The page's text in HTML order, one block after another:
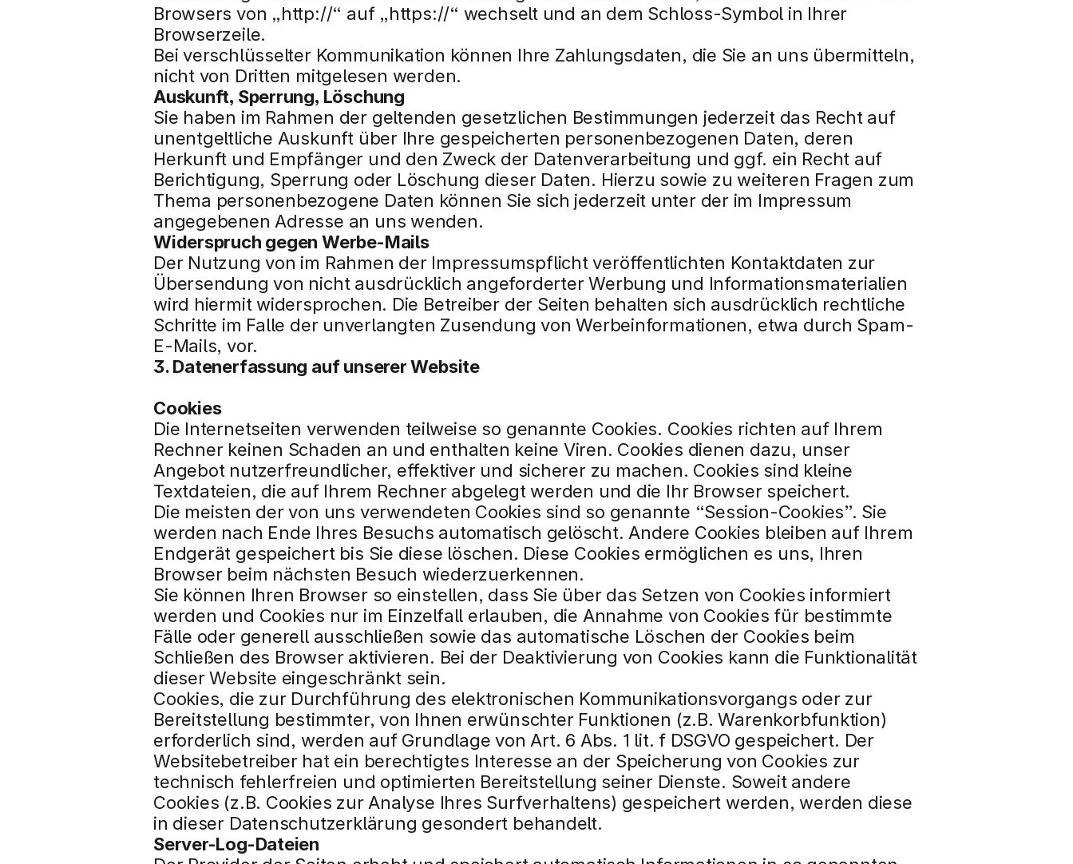
Browsers von „http://“ auf „https://“ wechselt und an dem Schloss-Symbol in Ihrer
Browserzeile.
Bei verschlüsselter Kommunikation können Ihre Zahlungsdaten, die Sie an uns übermitteln,
nicht von Dritten mitgelesen werden.
Auskunft, Sperrung, Löschung
Sie haben im Rahmen der geltenden gesetzlichen Bestimmungen jederzeit das Recht auf
unentgeltliche Auskunft über Ihre gespeicherten personenbezogenen Daten, deren
Herkunft und Empfänger und den Zweck der Datenverarbeitung und ggf. ein Recht auf
Berichtigung, Sperrung oder Löschung dieser Daten. Hierzu sowie zu weiteren Fragen zum
Thema personenbezogene Daten können Sie sich jederzeit unter der im Impressum
angegebenen Adresse an uns wenden.
Widerspruch gegen Werbe-Mails
Der Nutzung von im Rahmen der Impressumspflicht veröffentlichten Kontaktdaten zur
Übersendung von nicht ausdrücklich angeforderter Werbung und Informationsmaterialien
wird hiermit widersprochen. Die Betreiber der Seiten behalten sich ausdrücklich rechtliche
Schritte im Falle der unverlangten Zusendung von Werbeinformationen, etwa durch Spam-
E-Mails, vor.
3. Datenerfassung auf unserer Website
Cookies
Die Internetseiten verwenden teilweise so genannte Cookies. Cookies richten auf Ihrem
Rechner keinen Schaden an und enthalten keine Viren. Cookies dienen dazu, unser
Angebot nutzerfreundlicher, effektiver und sicherer zu machen. Cookies sind kleine
Textdateien, die auf Ihrem Rechner abgelegt werden und die Ihr Browser speichert.
Die meisten der von uns verwendeten Cookies sind so genannte “Session-Cookies”. Sie
werden nach Ende Ihres Besuchs automatisch gelöscht. Andere Cookies bleiben auf Ihrem
Endgerät gespeichert bis Sie diese löschen. Diese Cookies ermöglichen es uns, Ihren
Browser beim nächsten Besuch wiederzuerkennen.
Sie können Ihren Browser so einstellen, dass Sie über das Setzen von Cookies informiert
werden und Cookies nur im Einzelfall erlauben, die Annahme von Cookies für bestimmte
Fälle oder generell ausschließen sowie das automatische Löschen der Cookies beim
Schließen des Browser aktivieren. Bei der Deaktivierung von Cookies kann die Funktionalität
dieser Website eingeschränkt sein.
Cookies, die zur Durchführung des elektronischen Kommunikationsvorgangs oder zur
Bereitstellung bestimmter, von Ihnen erwünschter Funktionen (z.B. Warenkorbfunktion)
erforderlich sind, werden auf Grundlage von Art. 6 Abs. 1 lit. f DSGVO gespeichert. Der
Websitebetreiber hat ein berechtigtes Interesse an der Speicherung von Cookies zur
technisch fehlerfreien und optimierten Bereitstellung seiner Dienste. Soweit andere
Cookies (z.B. Cookies zur Analyse Ihres Surfverhaltens) gespeichert werden, werden diese
in dieser Datenschutzerklärung gesondert behandelt.
Server-Log-Dateien